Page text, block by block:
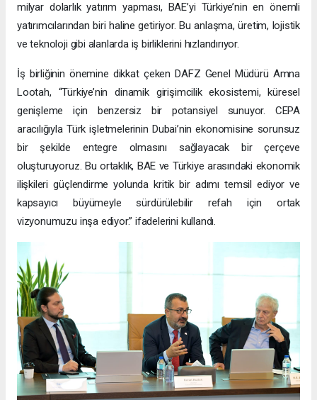
milyar dolarlık yatırım yapması, BAE’yi Türkiye’nin en önemli
yatırımcılarından biri haline getiriyor. Bu anlaşma, üretim, lojistik
ve teknoloji gibi alanlarda iş birliklerini hızlandırıyor.
İş birliğinin önemine dikkat çeken DAFZ Genel Müdürü Amna
Lootah, “Türkiye’nin dinamik girişimcilik ekosistemi, küresel
genişleme için benzersiz bir potansiyel sunuyor. CEPA
aracılığıyla Türk işletmelerinin Dubai’nin ekonomisine sorunsuz
bir şekilde entegre olmasını sağlayacak bir çerçeve
oluşturuyoruz. Bu ortaklık, BAE ve Türkiye arasındaki ekonomik
ilişkileri güçlendirme yolunda kritik bir adımı temsil ediyor ve
kapsayıcı büyümeyle sürdürülebilir refah için ortak
vizyonumuzu inşa ediyor.” ifadelerini kullandı.